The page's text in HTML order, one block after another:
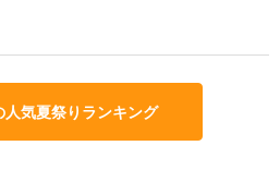
人気夏祭りランキング